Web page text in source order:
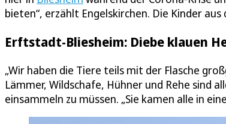
bieten“, erzählt Engelskirchen. Die Kinder
Erftstadt-Bliesheim: Diebe klauen
„Wir haben die Tiere teils mit der Flasche
Lämmer, Wildschafe, Hühner und Rehe sind
einsammeln zu müssen. „Sie kamen alle in